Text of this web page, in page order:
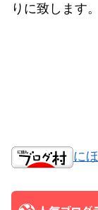
りに致します。
に